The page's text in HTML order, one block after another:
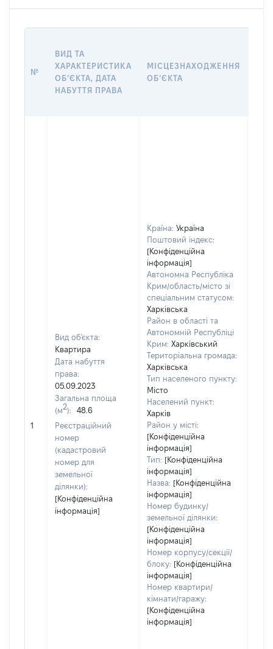
№
ВИД ТА
ХАРАКТЕРИСТИКА
ОБʼЄКТА, ДАТА
НАБУТТЯ ПРАВА
МІСЦЕЗНАХОДЖЕННЯ
ОБʼЄКТА
1
Вид об'єкта:
Квартира
Дата набуття
права:
05.09.2023
Загальна площа
(м2):
48.6
Реєстраційний
номер
(кадастровий
номер для
земельної
ділянки):
[Конфіденційна
інформація]
Країна: Україна
Поштовий індекс:
[Конфіденційна
інформація]
Автономна Республіка
Крим/область/місто зі
спеціальним статусом:
Харківська
Район в області та
Автономній Республіці
Крим: Харківський
Територіальна громада:
Харківська
Тип населеного пункту:
Місто
Населений пункт:
Харків
Район у місті:
[Конфіденційна
інформація]
Тип: [Конфіденційна
інформація]
Назва: [Конфіденційна
інформація]
Номер будинку/
земельної ділянки:
[Конфіденційна
інформація]
Номер корпусу/секції/
блоку: [Конфіденційна
інформація]
Номер квартири/
кімнати/гаражу:
[Конфіденційна
інформація]